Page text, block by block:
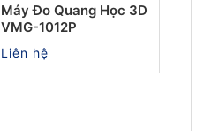
Máy Đo Quang Học 3D
VMG-1012P
Liên hệ